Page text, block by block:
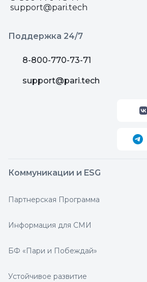
support@pari.tech
Поддержка 24/7
8-800-770-73-71
support@pari.tech
Коммуникации и ESG
Партнерская Программа
Информация для СМИ
БФ «Пари и Побеждай»
Устойчивое развитие